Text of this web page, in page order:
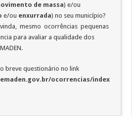
de massa) e/ou
e/ou enxurrada) no seu município?
mesmo ocorrências pequenas
para avaliar a qualidade dos
breve questionário no link
ocorrencias/index